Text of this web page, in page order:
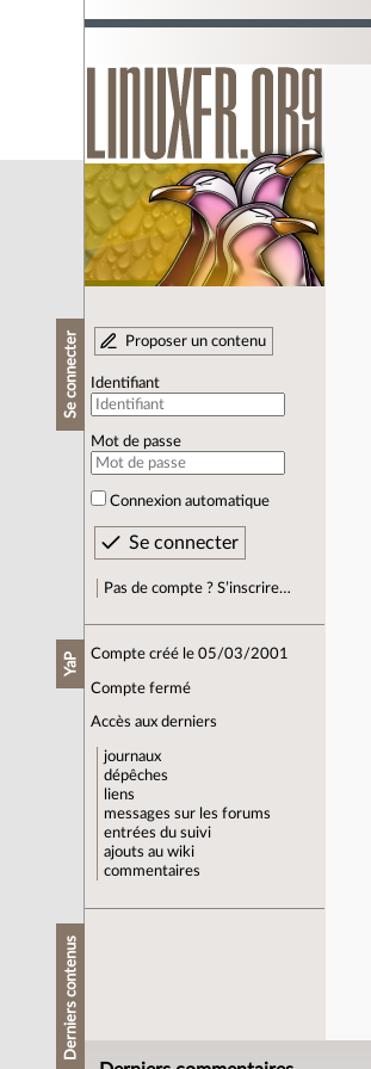
Se connecter Proposer un contenu
Identifiant
Mot de passe
Connexion automatique
Pas de compte ? S’inscrire…
YaP Compte créé le 05/03/2001
Compte fermé
Accès aux derniers
journaux
dépêches
liens
messages sur les forums
entrées du suivi
ajouts au wiki
commentaires
Derniers contenus